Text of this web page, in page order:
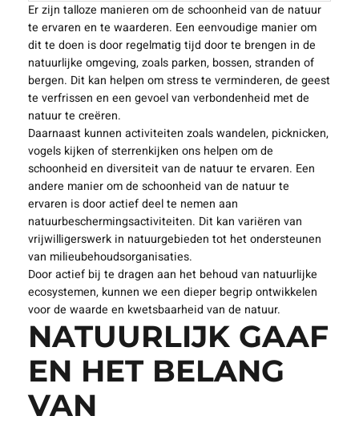
Er zijn talloze manieren om de schoonheid van de natuur
te ervaren en te waarderen. Een eenvoudige manier om
dit te doen is door regelmatig tijd door te brengen in de
natuurlijke omgeving, zoals parken, bossen, stranden of
bergen. Dit kan helpen om stress te verminderen, de geest
te verfrissen en een gevoel van verbondenheid met de
natuur te creëren.
Daarnaast kunnen activiteiten zoals wandelen, picknicken,
vogels kijken of sterrenkijken ons helpen om de
schoonheid en diversiteit van de natuur te ervaren. Een
andere manier om de schoonheid van de natuur te
ervaren is door actief deel te nemen aan
natuurbeschermingsactiviteiten. Dit kan variëren van
vrijwilligerswerk in natuurgebieden tot het ondersteunen
van milieubehoudsorganisaties.
Door actief bij te dragen aan het behoud van natuurlijke
ecosystemen, kunnen we een dieper begrip ontwikkelen
voor de waarde en kwetsbaarheid van de natuur.
NATUURLIJK GAAF
EN HET BELANG
VAN